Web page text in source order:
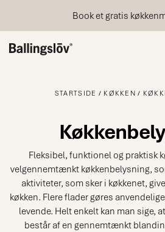
Book et gratis
STARTSIDE KØKKEN
Fleksibel, funktionel og praktisk
velgennemtænkt køkkenbelysning,
aktiviteter, som sker i køkkenet,
køkken. Flere flader gøres
levende. Helt enkelt kan man sige,
består af en gennemtænkt